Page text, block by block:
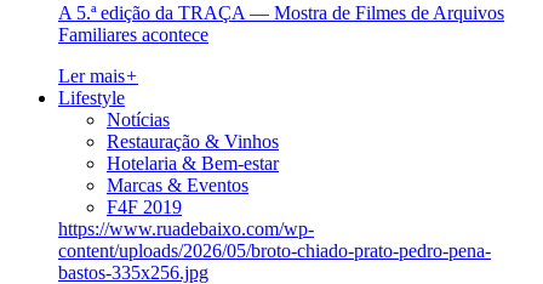
A 5.ª edição da TRAÇA — Mostra de Filmes de Arquivos
Familiares acontece
Ler mais+
Lifestyle
Notícias
Restauração & Vinhos
Hotelaria & Bem-estar
Marcas & Eventos
F4F 2019
https://www.ruadebaixo.com/wp-
content/uploads/2026/05/broto-chiado-prato-pedro-pena-
bastos-335x256.jpg